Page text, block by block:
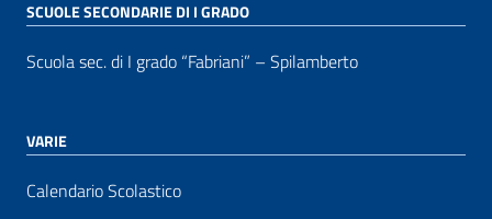
SCUOLE SECONDARIE DI I GRADO
Scuola sec. di I grado “Fabriani” – Spilamberto
VARIE
Calendario Scolastico